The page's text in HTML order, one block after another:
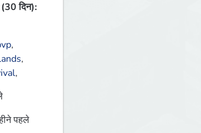
दिन):
,
,
,
पहले